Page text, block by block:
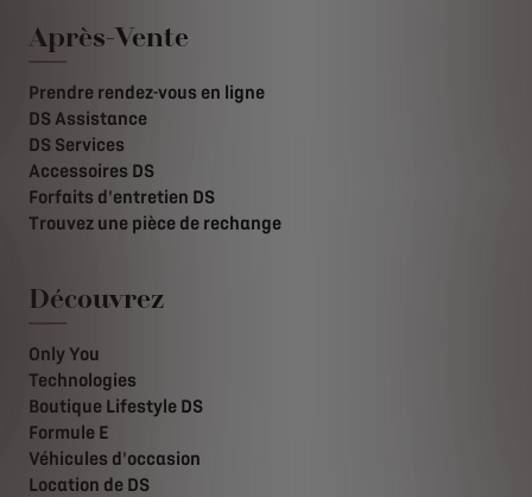
Après-Vente
Prendre rendez-vous en ligne
DS Assistance
DS Services
Accessoires DS
Forfaits d'entretien DS
Trouvez une pièce de rechange
Découvrez
Only You
Technologies
Boutique Lifestyle DS
Formule E
Véhicules d'occasion
Location de DS